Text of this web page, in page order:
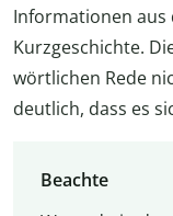
Informationen aus
Kurzgeschichte.
wörtlichen Rede
deutlich, dass es
Beachte